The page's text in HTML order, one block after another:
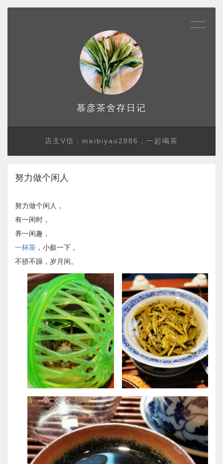
慕彦茶舍存日记
店主V信：meibiyao2886，一起喝茶
努力做个闲人
努力做个闲人，
有一闲时，
养一闲趣，
一杯茶 ，小叙一下，
不骄不躁，岁月闲。